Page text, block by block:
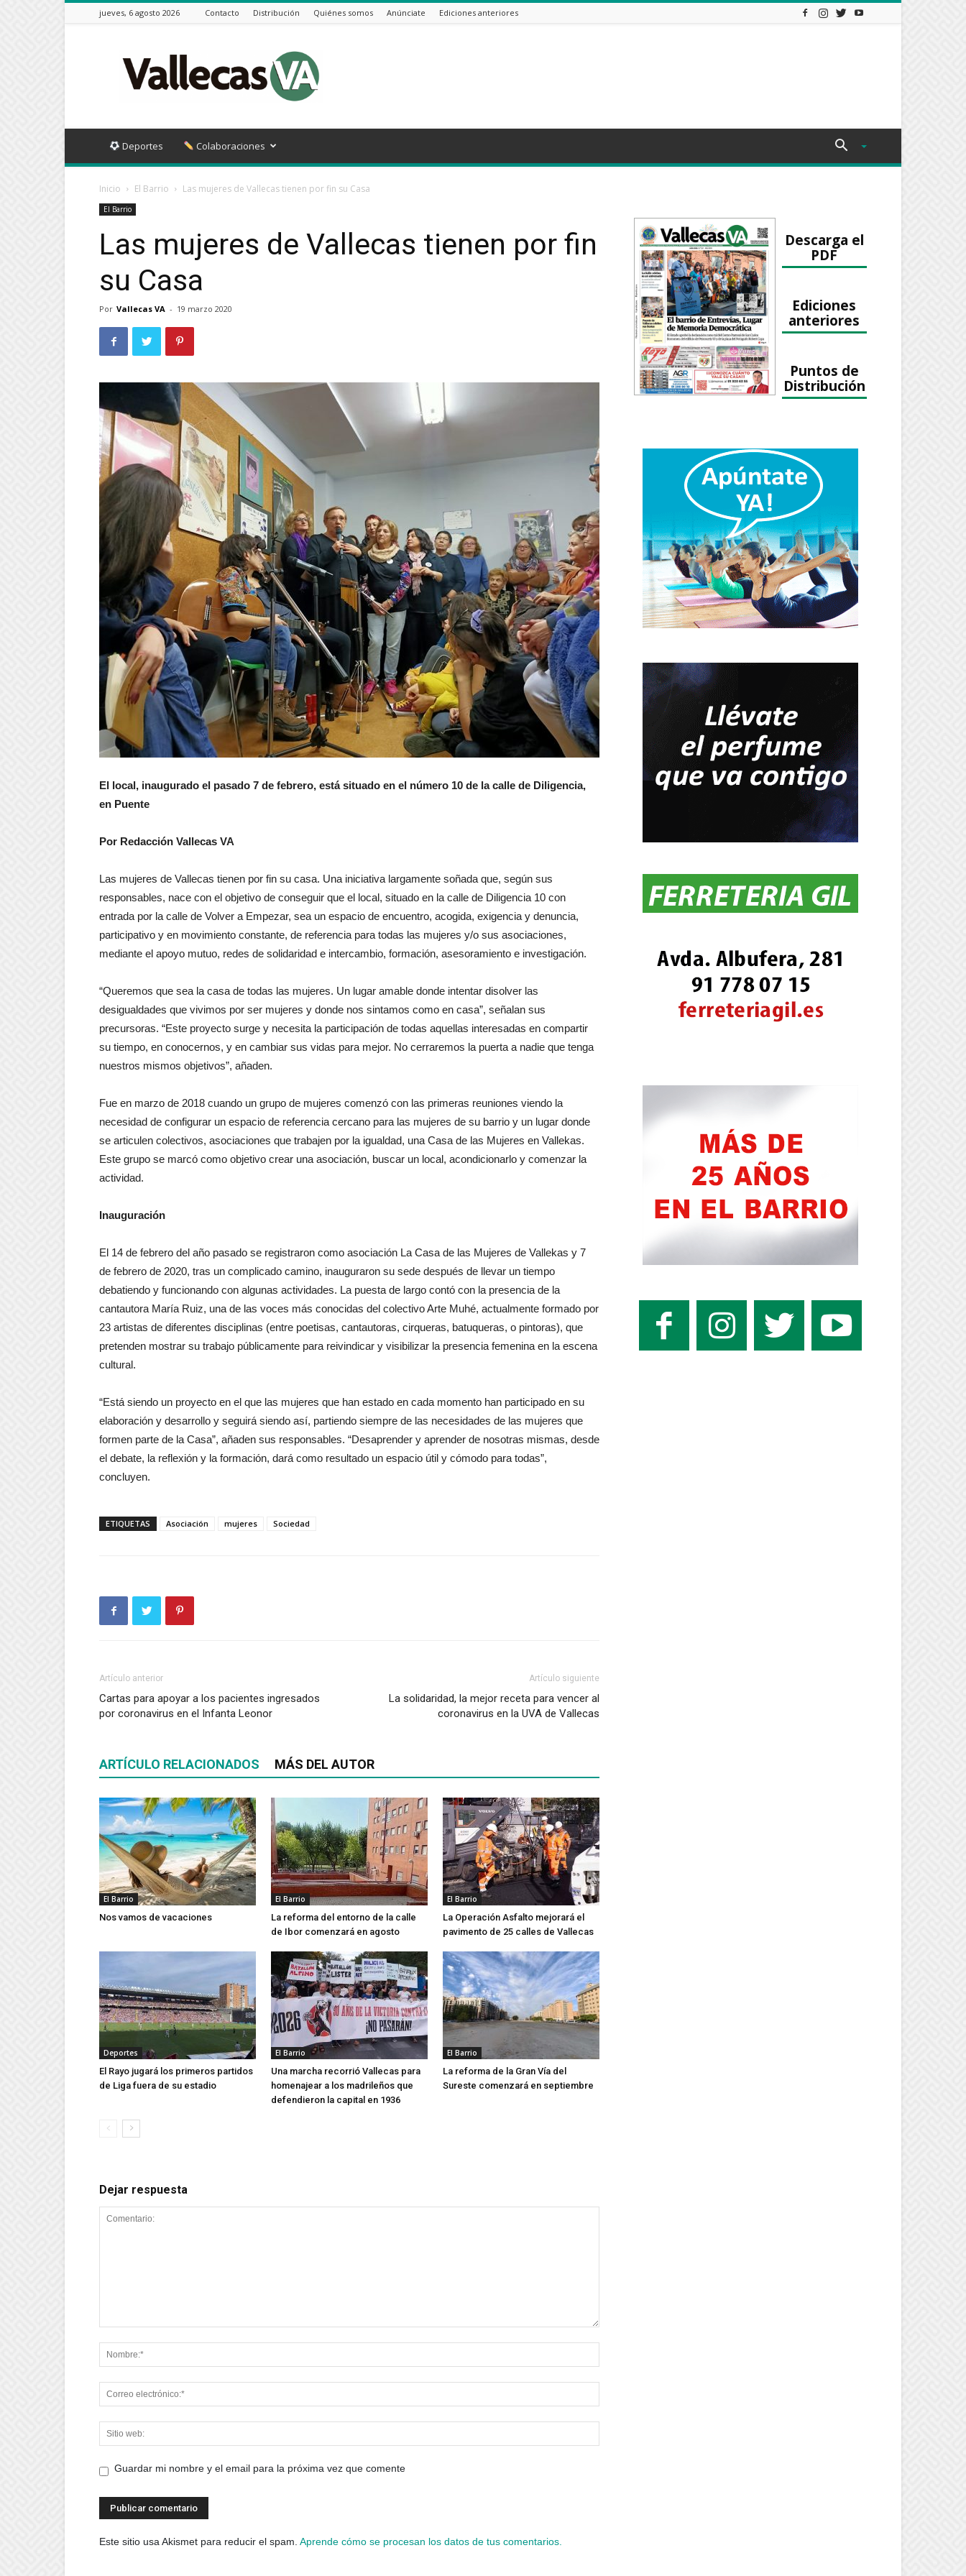
jueves, 6 agosto 2026 Contacto Distribución Quiénes somos Anúnciate Ediciones anteriores
VA
Deportes Colaboraciones
Inicio El Barrio Las mujeres de Vallecas tienen por fin su Casa
El Barrio
Las mujeres de Vallecas tienen por fin
su Casa
Por Vallecas VA - 19 marzo 2020
El local, inaugurado el pasado 7 de febrero, está situado en el número 10 de la calle de Diligencia,
en Puente
Por Redacción Vallecas VA
Las mujeres de Vallecas tienen por fin su casa. Una iniciativa largamente soñada que, según sus
responsables, nace con el objetivo de conseguir que el local, situado en la calle de Diligencia 10 con
entrada por la calle de Volver a Empezar, sea un espacio de encuentro, acogida, exigencia y denuncia,
participativo y en movimiento constante, de referencia para todas las mujeres y/o sus asociaciones,
mediante el apoyo mutuo, redes de solidaridad e intercambio, formación, asesoramiento e investigación.
“Queremos que sea la casa de todas las mujeres. Un lugar amable donde intentar disolver las
desigualdades que vivimos por ser mujeres y donde nos sintamos como en casa”, señalan sus
precursoras. “Este proyecto surge y necesita la participación de todas aquellas interesadas en compartir
su tiempo, en conocernos, y en cambiar sus vidas para mejor. No cerraremos la puerta a nadie que tenga
nuestros mismos objetivos”, añaden.
Fue en marzo de 2018 cuando un grupo de mujeres comenzó con las primeras reuniones viendo la
necesidad de configurar un espacio de referencia cercano para las mujeres de su barrio y un lugar donde
se articulen colectivos, asociaciones que trabajen por la igualdad, una Casa de las Mujeres en Vallekas.
Este grupo se marcó como objetivo crear una asociación, buscar un local, acondicionarlo y comenzar la
actividad.
Inauguración
El 14 de febrero del año pasado se registraron como asociación La Casa de las Mujeres de Vallekas y 7
de febrero de 2020, tras un complicado camino, inauguraron su sede después de llevar un tiempo
debatiendo y funcionando con algunas actividades. La puesta de largo contó con la presencia de la
cantautora María Ruiz, una de las voces más conocidas del colectivo Arte Muhé, actualmente formado por
23 artistas de diferentes disciplinas (entre poetisas, cantautoras, cirqueras, batuqueras, o pintoras), que
pretenden mostrar su trabajo públicamente para reivindicar y visibilizar la presencia femenina en la escena
cultural.
“Está siendo un proyecto en el que las mujeres que han estado en cada momento han participado en su
elaboración y desarrollo y seguirá siendo así, partiendo siempre de las necesidades de las mujeres que
formen parte de la Casa”, añaden sus responsables. “Desaprender y aprender de nosotras mismas, desde
el debate, la reflexión y la formación, dará como resultado un espacio útil y cómodo para todas”,
concluyen.
ETIQUETAS Asociación mujeres Sociedad
Artículo anterior
Cartas para apoyar a los pacientes ingresados
por coronavirus en el Infanta Leonor
Artículo siguiente
La solidaridad, la mejor receta para vencer al
coronavirus en la UVA de Vallecas
ARTÍCULO RELACIONADOS MÁS DEL AUTOR
El Barrio
Nos vamos de vacaciones
El Barrio
La reforma del entorno de la calle
de Ibor comenzará en agosto
El Barrio
La Operación Asfalto mejorará el
pavimento de 25 calles de Vallecas
Deportes
El Rayo jugará los primeros partidos
de Liga fuera de su estadio
El Barrio
Una marcha recorrió Vallecas para
homenajear a los madrileños que
defendieron la capital en 1936
El Barrio
La reforma de la Gran Vía del
Sureste comenzará en septiembre
Dejar respuesta
Guardar mi nombre y el email para la próxima vez que comente
Este sitio usa Akismet para reducir el spam. Aprende cómo se procesan los datos de tus comentarios.
Descarga el
PDF
Ediciones
anteriores
Puntos de
Distribución